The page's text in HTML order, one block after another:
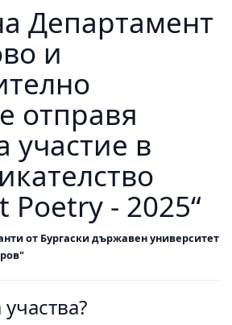
Департамент
и
отправя
участие в
Poetry - 2025“
от Бургаски държавен университет